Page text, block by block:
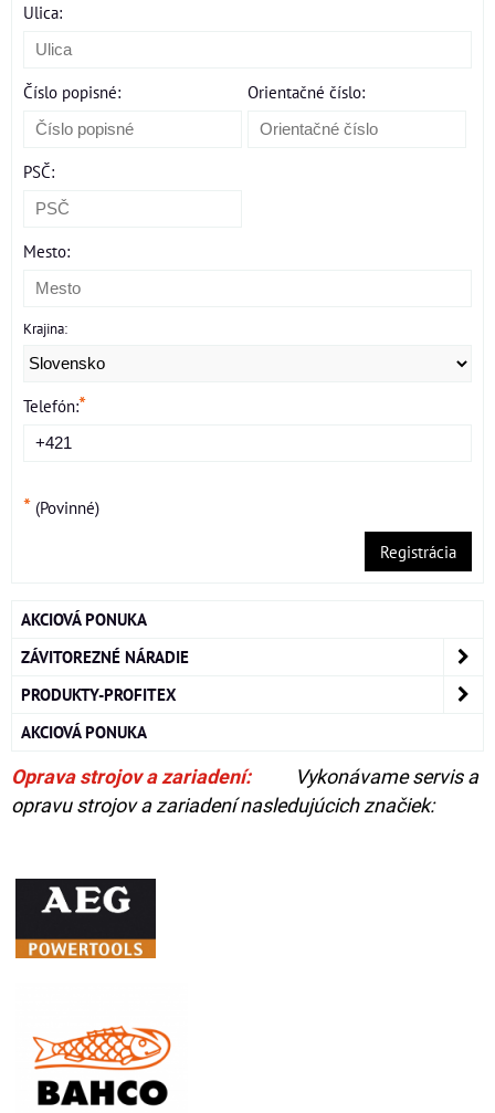
Ulica:
Číslo popisné: Orientačné číslo:
PSČ:
Mesto:
Krajina:
Telefón:*
* (Povinné)
Registrácia
AKCIOVÁ PONUKA
ZÁVITOREZNÉ NÁRADIE
PRODUKTY-PROFITEX
AKCIOVÁ PONUKA
Oprava strojov a zariadení:
Vykonávame servis a
opravu strojov a zariadení nasledujúcich značiek: